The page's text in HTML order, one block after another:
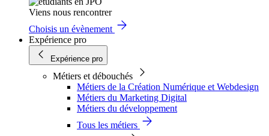
Viens nous rencontrer
Choisis un évènement
Expérience pro
Expérience pro
Métiers et débouchés
Métiers de la Création Numérique et Webdesign
Métiers du Marketing Digital
Métiers du développement
Tous les métiers